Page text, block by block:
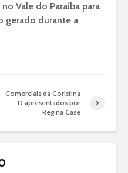
Vale do Paraíba para
gerado durante a
Comerciais da Coristina
D apresentados por
Regina Casé